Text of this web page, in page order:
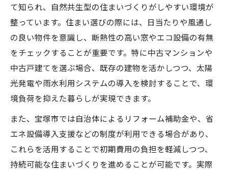
て知られ、自然共生型の住まいづくりがしやすい環境が
整っています。住まい選びの際には、日当たりや風通し
の良い物件を意識し、断熱性の高い窓やエコ設備の有無
をチェックすることが重要です。特に中古マンションや
中古戸建てを選ぶ場合、既存の建物を活かしつつ、太陽
光発電や雨水利用システムの導入を検討することで、環
境負荷を抑えた暮らしが実現できます。
また、宝塚市では自治体によるリフォーム補助金や、省
エネ設備導入支援などの制度が利用できる場合があり、
これらを活用することで初期費用の負担を軽減しつつ、
持続可能な住まいづくりを進めることが可能です。実際